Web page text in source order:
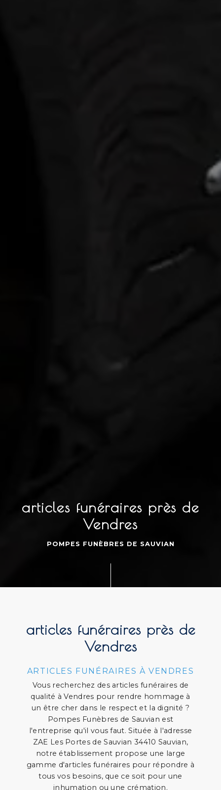
articles funéraires près de
Vendres
POMPES FUNÈBRES DE SAUVIAN
articles funéraires près de
Vendres
ARTICLES FUNÉRAIRES À VENDRES
Vous recherchez des articles funéraires de
qualité à Vendres pour rendre hommage à
un être cher dans le respect et la dignité ?
Pompes Funèbres de Sauvian est
l'entreprise qu'il vous faut. Située à l'adresse
ZAE Les Portes de Sauvian 34410 Sauvian,
notre établissement propose une large
gamme d'articles funéraires pour répondre à
tous vos besoins, que ce soit pour une
inhumation ou une crémation.